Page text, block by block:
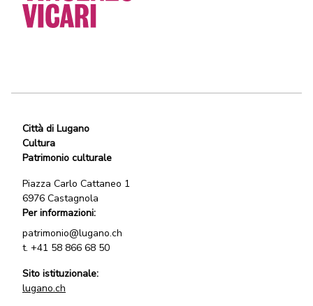
Città di Lugano
Cultura
Patrimonio culturale
Piazza Carlo Cattaneo 1
6976 Castagnola
Per informazioni:
patrimonio@lugano.ch
t. +41 58 866 68 50
Sito istituzionale:
lugano.ch